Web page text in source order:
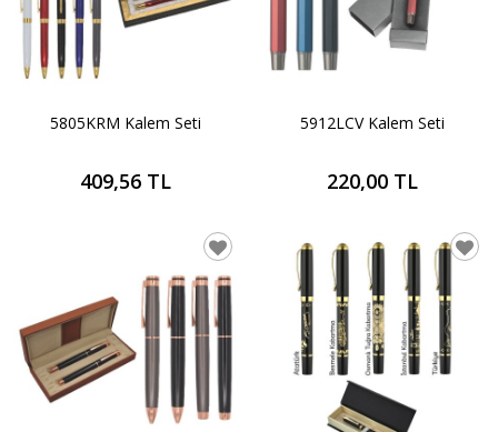
5805KRM Kalem Seti
409,56 TL
5912LCV Kalem Seti
220,00 TL